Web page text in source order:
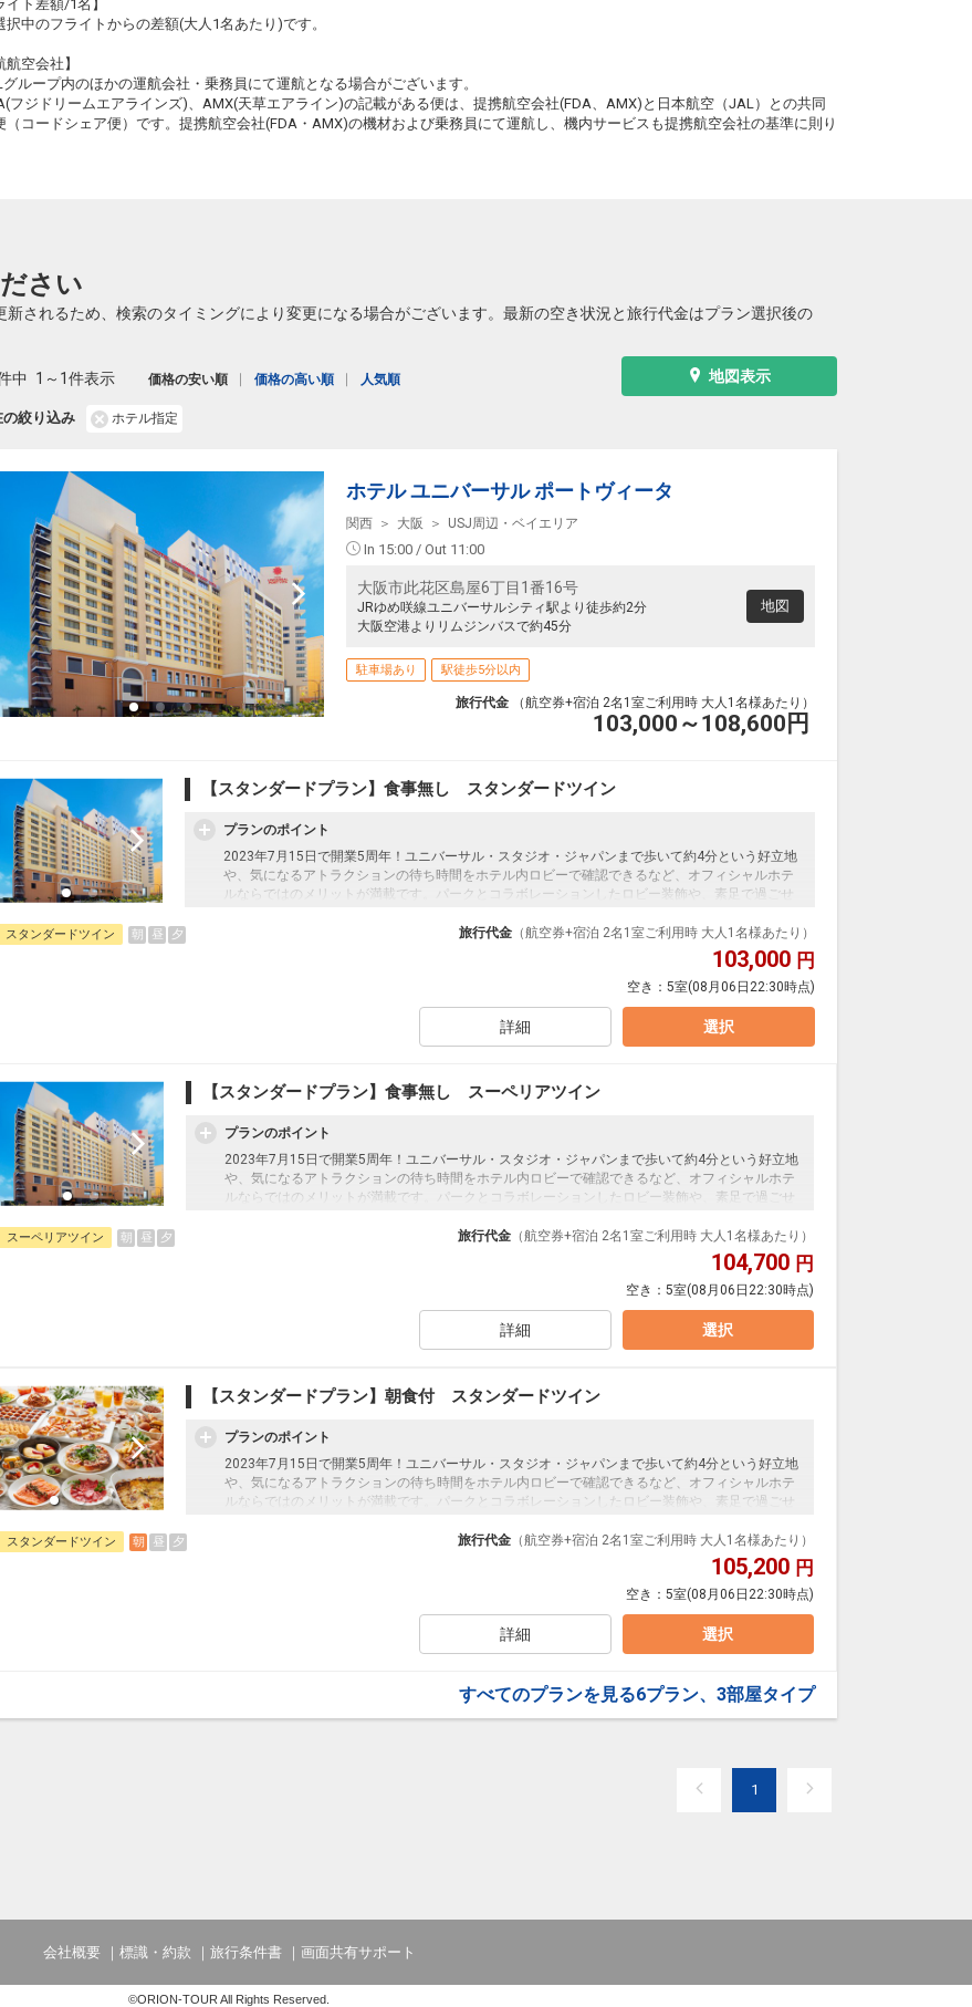
クラスJを利用する
540便
継便あり
10:10
14:00
クラスJを利用する ― 円
542便
乗継便あり
クラスJを利用する 2 +37,500円
542便
乗継便あり
14:45
19:05
+6,600円
クラスJを利用する
542便
乗継便あり
14:45
2 +6,600円
クラスJを利用する +37,500円
542便
乗継便あり
釧路
14:45
大阪(関西)
22:00
+29,900円
クラスJを利用する 2 +16,500円
112便
大阪(伊丹)
釧路
+2,100円
大阪(伊丹)
釧路
5 +34,600円
クラスJを利用する
乗継便あり
大阪(伊丹)
クラスJを利用する +34,600円
乗継便あり
大阪(関西)
釧路
+1,000円
クラスJを利用する
イト差額/1名】
択中のフライトからの差額(大人1名あたり)です。
航空会社】
グループ内のほかの運航会社・乗務員にて運航となる場合がございます。
フジドリームエアラインズ)、AMX(天草エアライン)の記載がある便は、提携航空会社(FDA、AMX)と日本航空（JAL）との共同
（コードシェア便）です。提携航空会社(FDA・AMX)の機材および乗務員にて運航し、機内サービスも提携航空会社の基準に則り
さい
されるため、検索のタイミングにより変更になる場合がございます。最新の空き状況と旅行代金はプラン選択後の
地図表示
の絞り込み ホテル指定
中 1～1件表示 価格の安い順 価格の高い順 人気順
ホテル ユニバーサル ポートヴィータ
関西 大阪 USJ周辺・ベイエリア
In 15:00 / Out 11:00
大阪市此花区島屋6丁目1番16号
JRゆめ咲線ユニバーサルシティ駅より徒歩約2分
大阪空港よりリムジンバスで約45分
地図
駐車場あり 駅徒歩5分以内
旅行代金 （航空券+宿泊 2名1室ご利用時 大人1名様あたり）
103,000～108,600 円
【スタンダードプラン】食事無し スタンダードツイン
プランのポイント
2023年7月15日で開業5周年！ユニバーサル・スタジオ・ジャパンまで歩いて約4分という好立地
や、気になるアトラクションの待ち時間をホテル内ロビーで確認できるなど、オフィシャルホテ
ルならではのメリットが満載です。パークとコラボレーションしたロビー装飾や、素足で過ごせ
スタンダードツイン 朝 昼 夕 旅行代金 （航空券+宿泊 2名1室ご利用時 大人1名様あたり）
103,000 円
空き： 5室(08月06日22:30時点)
詳細 選択
【スタンダードプラン】食事無し スーペリアツイン
プランのポイント
2023年7月15日で開業5周年！ユニバーサル・スタジオ・ジャパンまで歩いて約4分という好立地
や、気になるアトラクションの待ち時間をホテル内ロビーで確認できるなど、オフィシャルホテ
ルならではのメリットが満載です。パークとコラボレーションしたロビー装飾や、素足で過ごせ
スーペリアツイン 朝 昼 夕 旅行代金 （航空券+宿泊 2名1室ご利用時 大人1名様あたり）
104,700 円
空き： 5室(08月06日22:30時点)
詳細 選択
【スタンダードプラン】朝食付 スタンダードツイン
プランのポイント
2023年7月15日で開業5周年！ユニバーサル・スタジオ・ジャパンまで歩いて約4分という好立地
や、気になるアトラクションの待ち時間をホテル内ロビーで確認できるなど、オフィシャルホテ
ルならではのメリットが満載です。パークとコラボレーションしたロビー装飾や、素足で過ごせ
スタンダードツイン 朝 昼 夕 旅行代金 （航空券+宿泊 2名1室ご利用時 大人1名様あたり）
105,200 円
空き： 5室(08月06日22:30時点)
詳細 選択
すべてのプランを見る6プラン、3部屋タイプ
1
会社概要 標識・約款 旅行条件書 画面共有サポート
©ORION-TOUR All Rights Reserved.